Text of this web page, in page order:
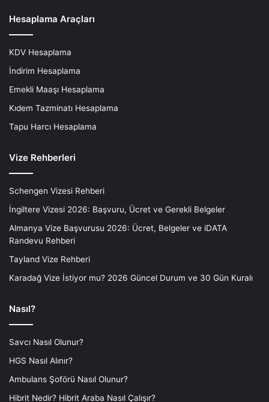
Hesaplama Araçları
KDV Hesaplama
İndirim Hesaplama
Emekli Maaşı Hesaplama
Kıdem Tazminatı Hesaplama
Tapu Harcı Hesaplama
Vize Rehberleri
Schengen Vizesi Rehberi
İngiltere Vizesi 2026: Başvuru, Ücret ve Gerekli Belgeler
Almanya Vize Başvurusu 2026: Ücret, Belgeler ve iDATA
Randevu Rehberi
Tayland Vize Rehberi
Karadağ Vize İstiyor mu? 2026 Güncel Durum ve 30 Gün Kuralı
Nasıl?
Savcı Nasıl Olunur?
HGS Nasıl Alınır?
Ambulans Şoförü Nasıl Olunur?
Hibrit Nedir? Hibrit Araba Nasıl Çalışır?